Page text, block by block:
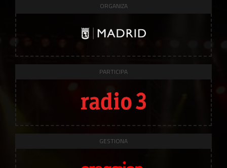
ORGANIZA
PARTICIPA
GESTIONA